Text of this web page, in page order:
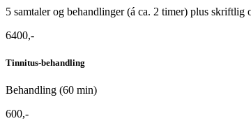
5 samtaler og behandlinger (á ca. 2 timer) plus skriftlig
6400,-
Tinnitus-behandling
Behandling (60 min)
600,-